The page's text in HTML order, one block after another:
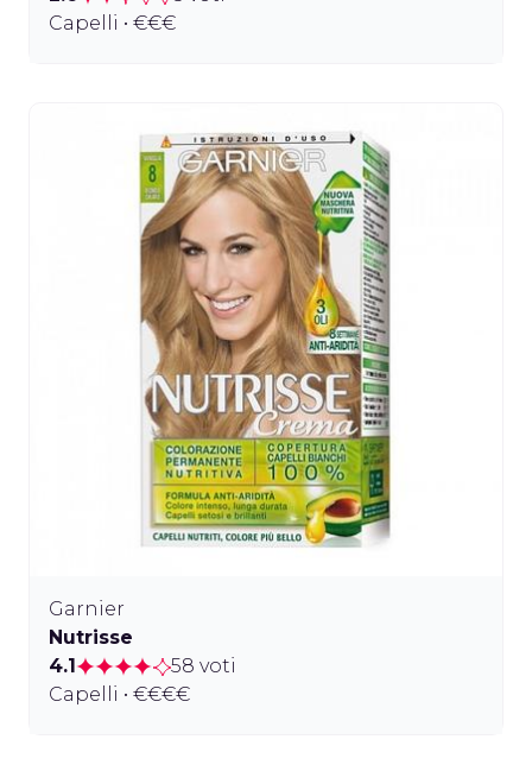
Capelli • €€€
Garnier
Nutrisse
4.1
58 voti
Capelli • €€€€